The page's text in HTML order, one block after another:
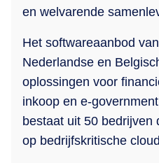
en welvarende
Het softwareaanbod
Nederlandse en
oplossingen voor
inkoop en e-
bestaat uit 50 bedrijven
op bedrijfskritische